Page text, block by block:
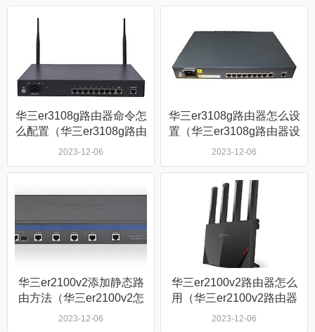
华三er3108g路由器命令怎
么配置（华三er3108g路由
器命令配置方法）
2023-12-06
华三er3108g路由器怎么设
置（华三er3108g路由器设
置方法）
2023-12-06
华三er2100v2添加静态路
由方法（华三er2100v2怎
么添加静态路由）
2023-12-06
华三er2100v2路由器怎么
用（华三er2100v2路由器
使用方法）
2023-12-06